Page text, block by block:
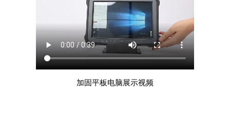
加固平板电脑展示视频